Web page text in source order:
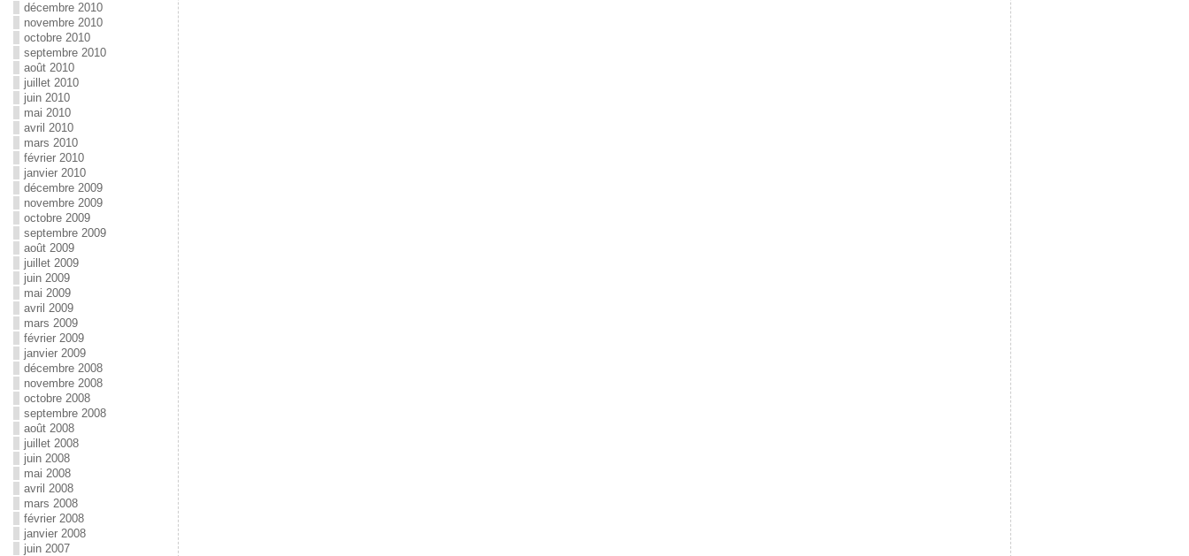
décembre 2010
novembre 2010
octobre 2010
septembre 2010
août 2010
juillet 2010
juin 2010
mai 2010
avril 2010
mars 2010
février 2010
janvier 2010
décembre 2009
novembre 2009
octobre 2009
septembre 2009
août 2009
juillet 2009
juin 2009
mai 2009
avril 2009
mars 2009
février 2009
janvier 2009
décembre 2008
novembre 2008
octobre 2008
septembre 2008
août 2008
juillet 2008
juin 2008
mai 2008
avril 2008
mars 2008
février 2008
janvier 2008
juin 2007